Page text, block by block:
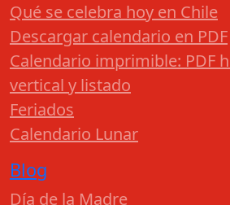
Qué se celebra hoy en Chile
Descargar calendario en PDF
Calendario imprimible: PDF
vertical y listado
Feriados
Calendario Lunar
Blog
Día de la Madre